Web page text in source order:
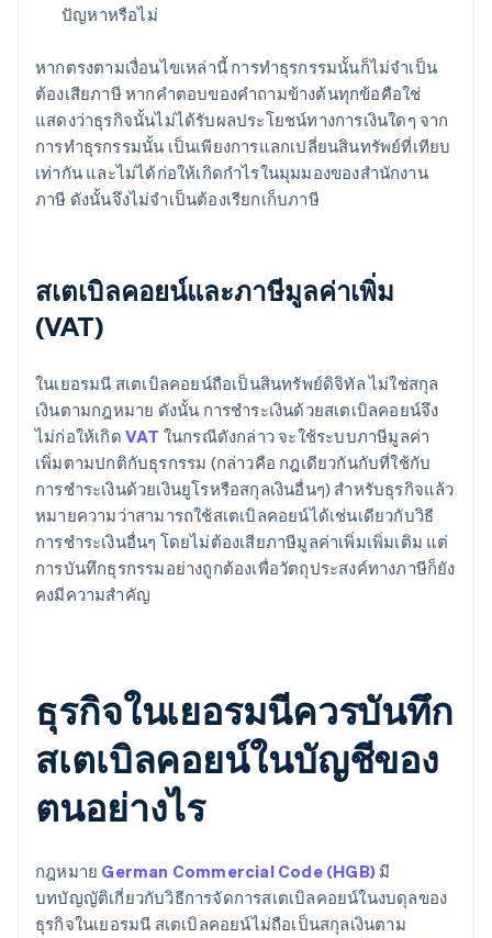
ปัญหาหรือไม่
หากตรงตามเงื่อนไขเหล่านี้ การทำธุรกรรมนั้นก็ไม่จำเป็น
ต้องเสียภาษี หากคำตอบของคำถามข้างต้นทุกข้อคือใช่
แสดงว่าธุรกิจนั้นไม่ได้รับผลประโยชน์ทางการเงินใดๆ จาก
การทำธุรกรรมนั้น เป็นเพียงการแลกเปลี่ยนสินทรัพย์ที่เทียบ
เท่ากัน และไม่ได้ก่อให้เกิดกำไรในมุมมองของสำนักงาน
ภาษี ดังนั้นจึงไม่จำเป็นต้องเรียกเก็บภาษี
สเตเบิลคอยน์และภาษีมูลค่าเพิ่ม
(VAT)
ในเยอรมนี สเตเบิลคอยน์ถือเป็นสินทรัพย์ดิจิทัล ไม่ใช่สกุล
เงินตามกฎหมาย ดังนั้น การชำระเงินด้วยสเตเบิลคอยน์จึง
ไม่ก่อให้เกิด VAT ในกรณีดังกล่าว จะใช้ระบบภาษีมูลค่า
เพิ่มตามปกติกับธุรกรรม (กล่าวคือ กฎเดียวกันกับที่ใช้กับ
การชำระเงินด้วยเงินยูโรหรือสกุลเงินอื่นๆ) สำหรับธุรกิจแล้ว
หมายความว่าสามารถใช้สเตเบิลคอยน์ได้เช่นเดียวกับวิธี
การชำระเงินอื่นๆ โดยไม่ต้องเสียภาษีมูลค่าเพิ่มเพิ่มเติม แต่
การบันทึกธุรกรรมอย่างถูกต้องเพื่อวัตถุประสงค์ทางภาษีก็ยัง
คงมีความสำคัญ
ธุรกิจในเยอรมนีควรบันทึก
สเตเบิลคอยน์ในบัญชีของ
ตนอย่างไร
กฎหมาย German Commercial Code (HGB) มี
บทบัญญัติเกี่ยวกับวิธีการจัดการสเตเบิลคอยน์ในงบดุลของ
ธุรกิจในเยอรมนี สเตเบิลคอยน์ไม่ถือเป็นสกุลเงินตาม